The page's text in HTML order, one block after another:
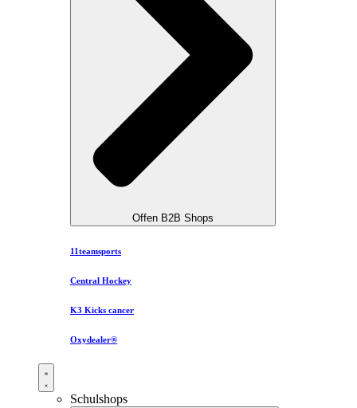
Offen B2B Shops
11teamsports
Central Hockey
K3 Kicks cancer
Oxydealer®
Schulshops